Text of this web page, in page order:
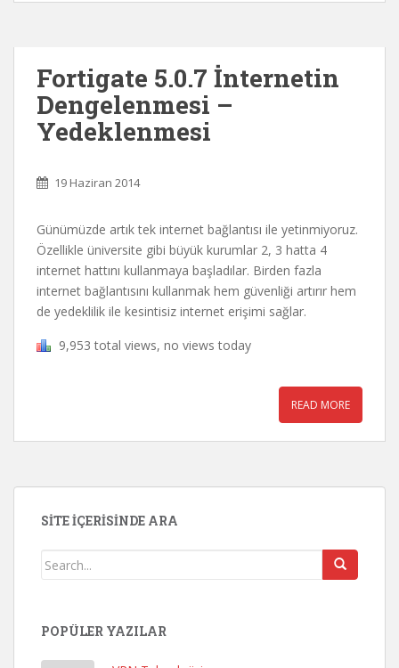
Fortigate 5.0.7 İnternetin
Dengelenmesi –
Yedeklenmesi
19 Haziran 2014
Günümüzde artık tek internet bağlantısı ile yetinmiyoruz.
Özellikle üniversite gibi büyük kurumlar 2, 3 hatta 4
internet hattını kullanmaya başladılar. Birden fazla
internet bağlantısını kullanmak hem güvenliği artırır hem
de yedeklilik ile kesintisiz internet erişimi sağlar.
9,953 total views, no views today
READ MORE
SITE İÇERISINDE ARA
POPÜLER YAZILAR